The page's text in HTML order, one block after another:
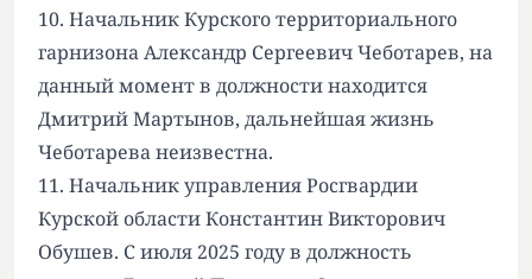
10. Начальник Курского территориального
гарнизона Александр Сергеевич Чеботарев, на
данный момент в должности находится
Дмитрий Мартынов, дальнейшая жизнь
Чеботарева неизвестна.
11. Начальник управления Росгвардии
Курской области Константин Викторович
Обушев. С июля 2025 году в должность